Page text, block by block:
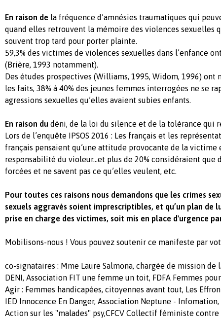
En raison de la fréquence d’amnésies traumatiques qui
quand elles retrouvent la mémoire des violences sexuelles
souvent trop tard pour porter plainte.
59,3% des victimes de violences sexuelles dans l’enfance
(Brière, 1993 notamment).
Des études prospectives (Williams, 1995, Widom, 1996) ont
les faits, 38% à 40% des jeunes femmes interrogées ne se
agressions sexuelles qu’elles avaient subies enfants.
En raison du déni, de la loi du silence et de la tolérance qui
Lors de l’enquête IPSOS 2016 : Les français et les
français pensaient qu’une attitude provocante de la victime
responsabilité du violeur…et plus de 20% considéraient que
forcées et ne savent pas ce qu’elles veulent, etc.
Pour toutes ces raisons nous demandons que les crimes
sexuels aggravés soient imprescriptibles, et qu’un plan
prise en charge des victimes, soit mis en place d'urgence
Mobilisons-nous ! Vous pouvez soutenir ce manifeste par
co-signataires : Mme Laure Salmona, chargée de mission de
DENI, Association FIT une femme un toit, FDFA Femmes
Agir : Femmes handicapées, citoyennes avant tout, Les
IED Innocence En Danger, Association Neptune -
Action sur les "malades" psy,CFCV Collectif féministe